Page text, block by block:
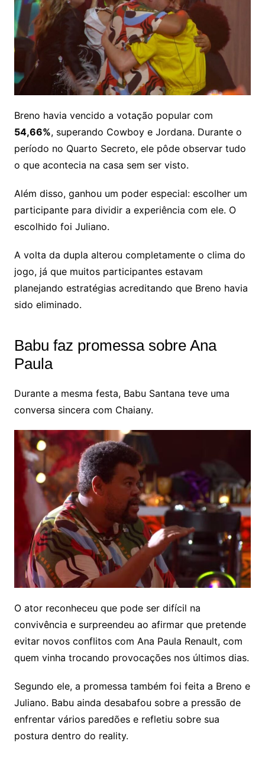
Breno havia vencido a votação popular com
54,66%, superando Cowboy e Jordana. Durante o
período no Quarto Secreto, ele pôde observar tudo
o que acontecia na casa sem ser visto.
Além disso, ganhou um poder especial: escolher um
participante para dividir a experiência com ele. O
escolhido foi Juliano.
A volta da dupla alterou completamente o clima do
jogo, já que muitos participantes estavam
planejando estratégias acreditando que Breno havia
sido eliminado.
Babu faz promessa sobre Ana
Paula
Durante a mesma festa, Babu Santana teve uma
conversa sincera com Chaiany.
O ator reconheceu que pode ser difícil na
convivência e surpreendeu ao afirmar que pretende
evitar novos conflitos com Ana Paula Renault, com
quem vinha trocando provocações nos últimos dias.
Segundo ele, a promessa também foi feita a Breno e
Juliano. Babu ainda desabafou sobre a pressão de
enfrentar vários paredões e refletiu sobre sua
postura dentro do reality.